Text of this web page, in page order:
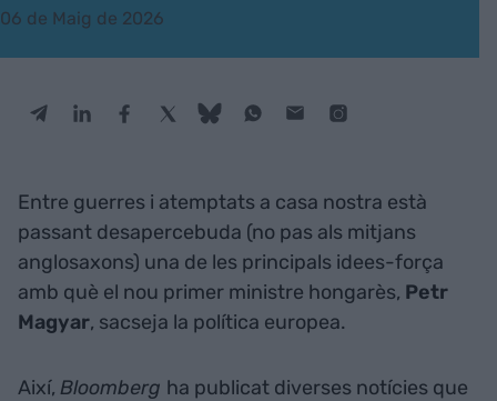
06 de Maig de 2026
Entre guerres i atemptats a casa nostra està
passant desapercebuda (no pas als mitjans
anglosaxons) una de les principals idees-força
amb què el nou primer ministre hongarès, Petr
Magyar, sacseja la política europea.
Així, Bloomberg ha publicat diverses notícies que